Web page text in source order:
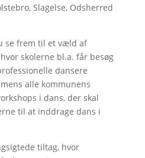
Slagelse, Odsherred
se frem til et væld af
skolerne bl.a. får besøg
dansere
alle kommunens
i dans, der skal
til at inddrage dans i
tiltag, hvor